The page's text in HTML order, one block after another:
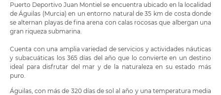
Puerto Deportivo Juan Montiel se encuentra ubicado en la localidad
de Águilas (Murcia) en un entorno natural de 35 km de costa donde
se alternan playas de fina arena con calas rocosas que albergan una
gran riqueza submarina.
Cuenta con una amplia variedad de servicios y actividades náuticas
y subacuáticas los 365 días del año que lo convierte en un destino
ideal para disfrutar del mar y de la naturaleza en su estado más
puro.
Águilas, con más de 320 días de sol al año y una temperatura media